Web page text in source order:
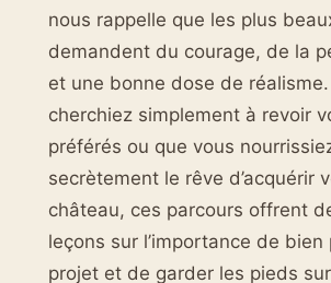
nous rappelle que les plus
demandent du courage, de la
et une bonne dose de
cherchiez simplement à revoir
préférés ou que vous
secrètement le rêve d’acquérir
château, ces parcours offrent
leçons sur l’importance de bien
projet et de garder les pieds